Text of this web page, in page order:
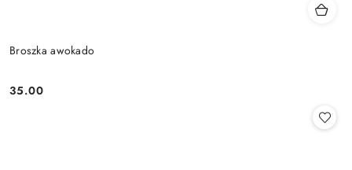
Broszka awokado
Cena:
35.00